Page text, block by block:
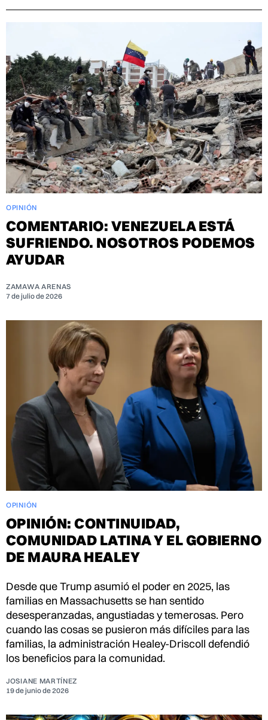
OPINIÓN
COMENTARIO: VENEZUELA ESTÁ
SUFRIENDO. NOSOTROS PODEMOS
AYUDAR
ZAMAWA ARENAS
7 de julio de 2026
OPINIÓN
OPINIÓN: CONTINUIDAD,
COMUNIDAD LATINA Y EL GOBIERNO
DE MAURA HEALEY
Desde que Trump asumió el poder en 2025, las
familias en Massachusetts se han sentido
desesperanzadas, angustiadas y temerosas. Pero
cuando las cosas se pusieron más difíciles para las
familias, la administración Healey-Driscoll defendió
los beneficios para la comunidad.
JOSIANE MARTÍNEZ
19 de junio de 2026